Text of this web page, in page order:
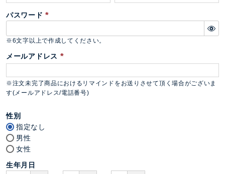
必
須
パスワード
必
)
※6文字以上で作成してください。
メールアドレス
必
須
※注文未完了商品におけるリマインドをお送りさせて頂く場合がございま
す(メールアドレス/電話番号)
性別
指定なし
男性
女性
生年月日